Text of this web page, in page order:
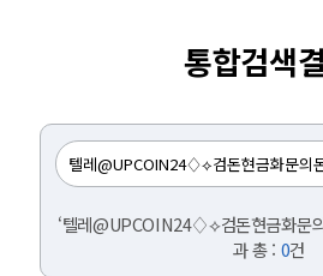
통합검색
‘텔레@UPCOIN24♢⟡검돈현금화문
과 총 : 0건